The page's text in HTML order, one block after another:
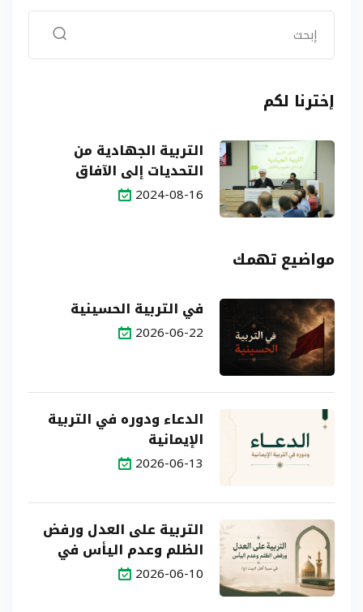
إخترنا لكم
التربية الجهادية من
التحديات إلى الآفاق
2024-08-16
مواضيع تهمك
في التربية الحسينية
2026-06-22
الدعاء ودوره في التربية
الإيمانية
2026-06-13
التربية على العدل ورفض
الظلم وعدم اليأس في
سيرة أهل البيت (ع)
2026-06-10